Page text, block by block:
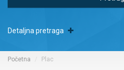
Detaljna pretraga
Početna Plac